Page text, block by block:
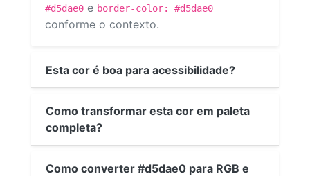
#d5dae0 e border-color: #d5dae0
conforme o contexto.
Esta cor é boa para acessibilidade?
Como transformar esta cor em paleta
completa?
Como converter #d5dae0 para RGB e